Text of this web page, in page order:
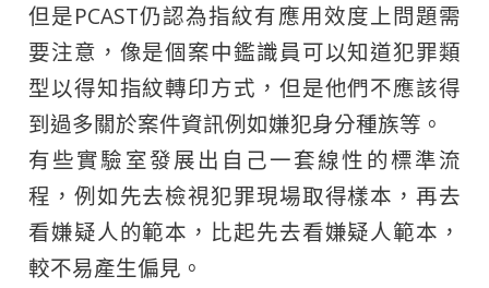
但是PCAST仍認為指紋有應用效度上問題需
要注意，像是個案中鑑識員可以知道犯罪類
型以得知指紋轉印方式，但是他們不應該得
到過多關於案件資訊例如嫌犯身分種族等。
有些實驗室發展出自己一套線性的標準流
程，例如先去檢視犯罪現場取得樣本，再去
看嫌疑人的範本，比起先去看嫌疑人範本，
較不易產生偏見。